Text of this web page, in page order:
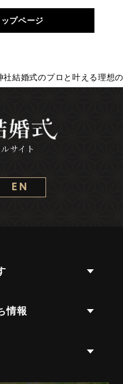
社結婚式のプロと叶える理想
プページ
サイト
E N
情報